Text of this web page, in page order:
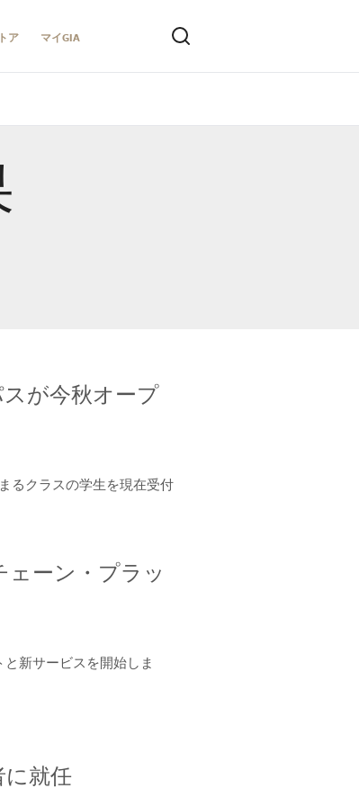
ア マイGIA
が今秋オープ
るクラスの学生を現在受付
ェーン・プラッ
新サービスを開始しま
に就任